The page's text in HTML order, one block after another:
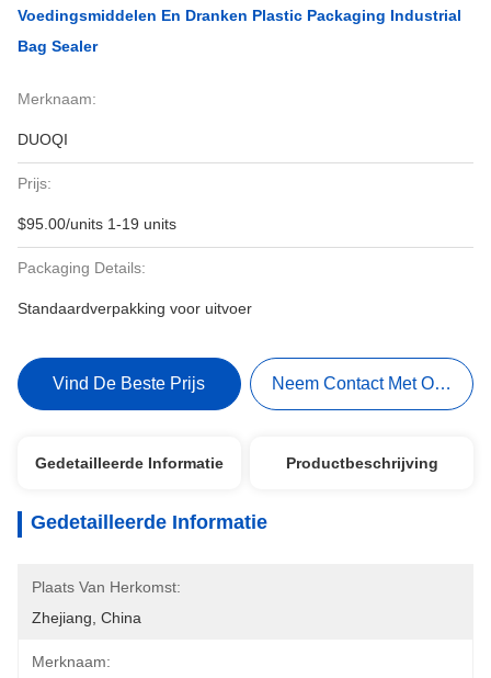
Voedingsmiddelen En Dranken Plastic Packaging Industrial
Bag Sealer
Merknaam:
DUOQI
Prijs:
$95.00/units 1-19 units
Packaging Details:
Standaardverpakking voor uitvoer
Vind De Beste Prijs Neem Contact Met Ons Op
Gedetailleerde Informatie Productbeschrijving
Gedetailleerde Informatie
Plaats Van Herkomst:
Zhejiang, China
Merknaam: